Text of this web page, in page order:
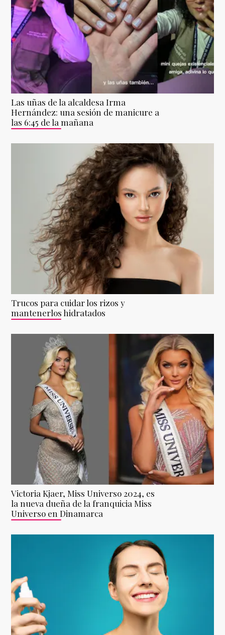
Las uñas de la alcaldesa Irma
Hernández: una sesión de manicure a
las 6:45 de la mañana
Trucos para cuidar los rizos y
mantenerlos hidratados
Victoria Kjaer, Miss Universo 2024, es
la nueva dueña de la franquicia Miss
Universo en Dinamarca